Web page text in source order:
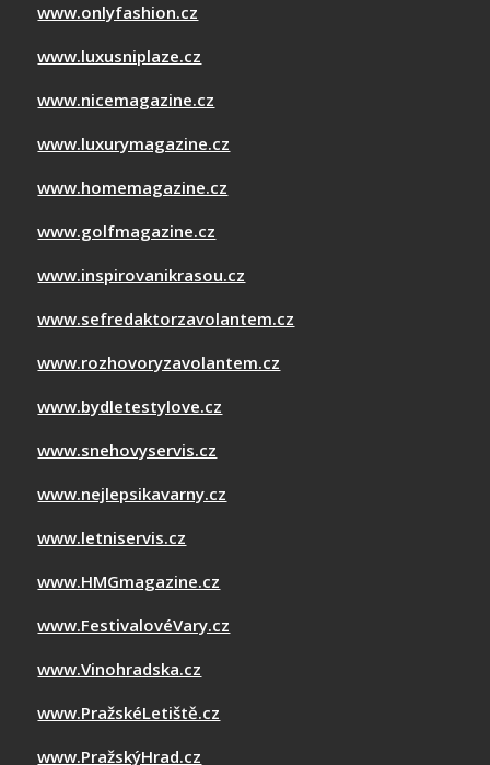
www.onlyfashion.cz
www.luxusniplaze.cz
www.nicemagazine.cz
www.luxurymagazine.cz
www.homemagazine.cz
www.golfmagazine.cz
www.inspirovanikrasou.cz
www.sefredaktorzavolantem.cz
www.rozhovoryzavolantem.cz
www.bydletestylove.cz
www.snehovyservis.cz
www.nejlepsikavarny.cz
www.letniservis.cz
www.HMGmagazine.cz
www.FestivalovéVary.cz
www.Vinohradska.cz
www.PražskéLetiště.cz
www.PražskýHrad.cz